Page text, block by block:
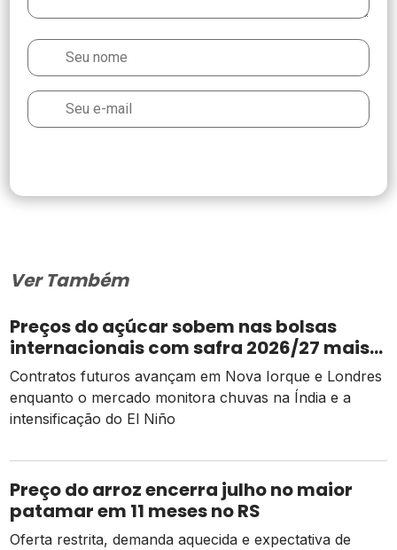
Ver Também
Preços do açúcar sobem nas bolsas
internacionais com safra 2026/27 mais
apertada
Contratos futuros avançam em Nova Iorque e Londres
enquanto o mercado monitora chuvas na Índia e a
intensificação do El Niño
Preço do arroz encerra julho no maior
patamar em 11 meses no RS
Oferta restrita, demanda aquecida e expectativa de